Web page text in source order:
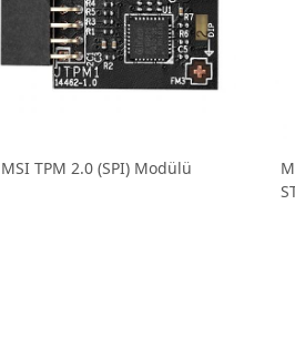
MSI TPM 2.0 (SPI) Modülü